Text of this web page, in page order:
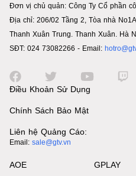
Đơn vị chủ quản: Công Ty Cổ phần
Địa chỉ: 206/02 Tầng 2, Tòa nhà
Thanh Xuân Trung. Thanh Xuân. Hà
SĐT: 024 73082266 - Email:
Điều Khoản Sử Dụng
Chính Sách Bảo Mật
Liên hệ Quảng Cáo:
Email: sale@gtv.vn
AOE GPLAY